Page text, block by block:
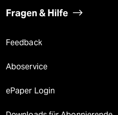
Fragen & Hilfe
Feedback
Aboservice
ePaper Login